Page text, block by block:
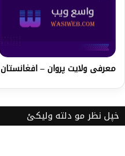
معرفى ولايت پروان – افغانستان
خپل نظر مو دلته ولیکئ